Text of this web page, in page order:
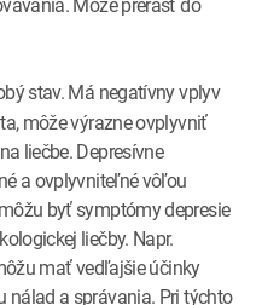
stav. Má negatívny vplyv
môže výrazne ovplyvniť
liečbe. Depresívne
a ovplyvniteľné vôľou
byť symptómy depresie
liečby. Napr.
mať vedľajšie účinky
nálad a správania. Pri týchto